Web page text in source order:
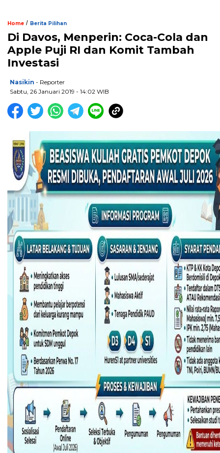
Home / Berita Pilihan
Di Davos, Menperin: Coca-Cola dan
Apple Puji RI dan Komit Tambah
Investasi
Nasikin - Reporter
Sabtu, 26 Januari 2019 - 14:02 WIB